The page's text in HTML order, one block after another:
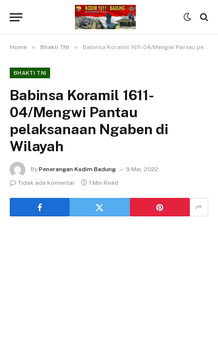
Home » Bhakti TNI » Babinsa Koramil 1611-04/Mengwi Pantau pelaksanaan Ngaben di Wilayah
BHAKTI TNI
Babinsa Koramil 1611-
04/Mengwi Pantau
pelaksanaan Ngaben di
Wilayah
By Penerangan Kodim Badung
9 Mei, 2022
Tidak ada komentar
1 Min Read